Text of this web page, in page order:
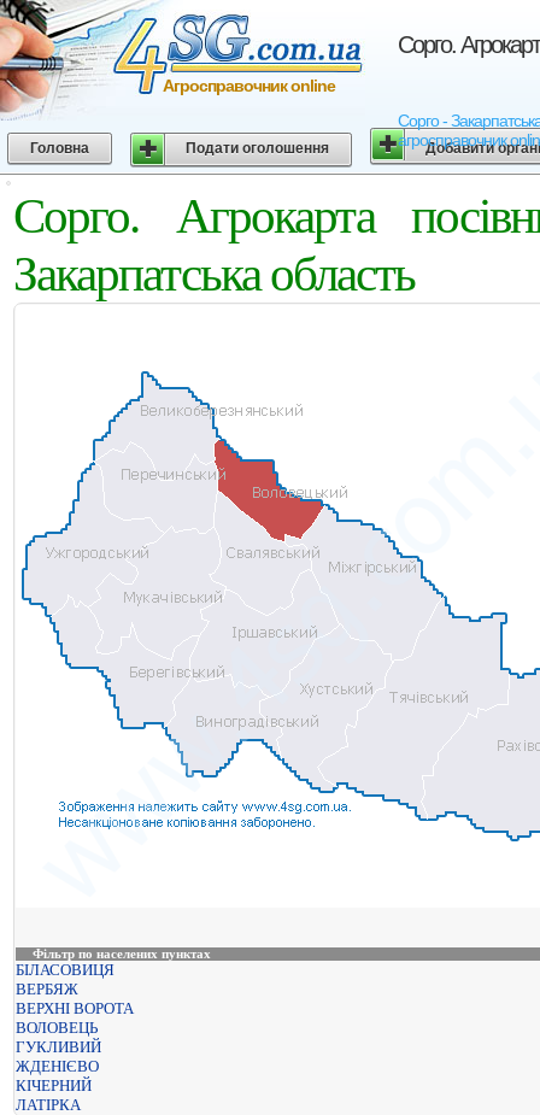
Сорго.
Сорго -
агросправочник
Агросправочник online
Головна Подати оголошення Добавити
Сорго. Агрокарта
Закарпатська область
Фільтр по населених пунктах
БІЛАСОВИЦЯ
ВЕРБЯЖ
ВЕРХНІ ВОРОТА
ВОЛОВЕЦЬ
ГУКЛИВИЙ
ЖДЕНІЄВО
КІЧЕРНИЙ
ЛАТІРКА